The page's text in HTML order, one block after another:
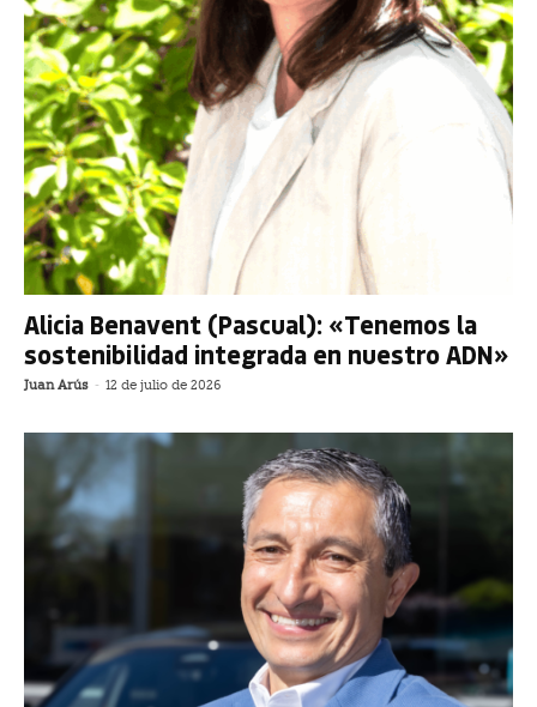
Alicia Benavent (Pascual): «Tenemos la
sostenibilidad integrada en nuestro ADN»
Juan Arús - 12 de julio de 2026